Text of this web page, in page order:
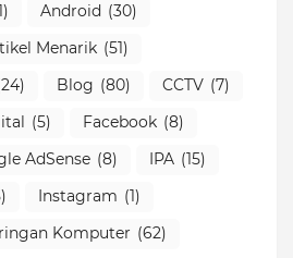
Android (30)
Menarik (51)
Blog (80) CCTV (7)
(5) Facebook (8)
AdSense (8) IPA (15)
Instagram (1)
Komputer (62)